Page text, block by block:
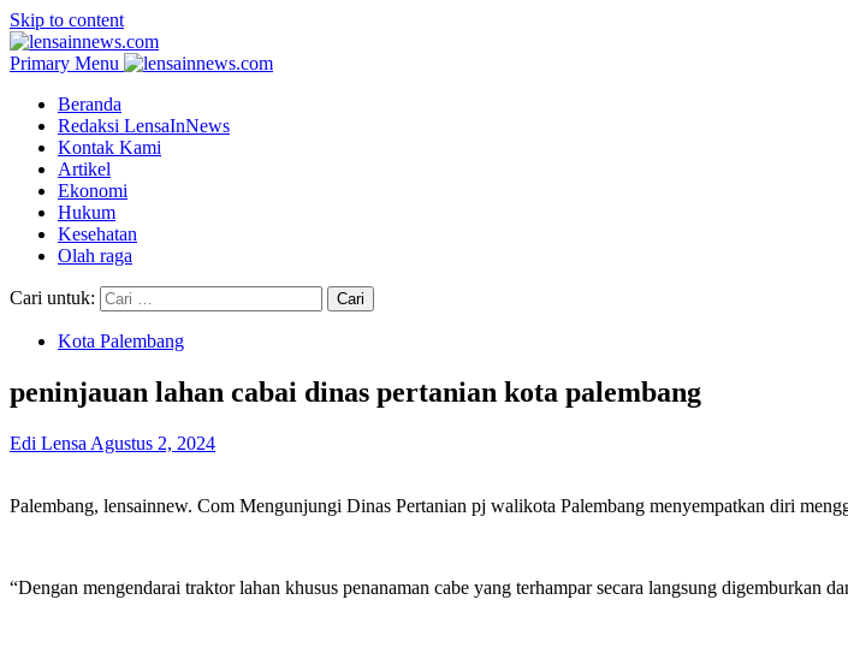
Skip to content
Primary Menu
Beranda
Redaksi LensaInNews
Kontak Kami
Artikel
Ekonomi
Hukum
Kesehatan
Olah raga
Cari untuk:
Kota Palembang
peninjauan lahan cabai dinas pertanian kota palembang
Edi Lensa Agustus 2, 2024
Palembang, lensainnew. Com Mengunjungi Dinas Pertanian pj walikota Palembang menyempatkan diri
“Dengan mengendarai traktor lahan khusus penanaman cabe yang terhampar secara langsung digemburkan